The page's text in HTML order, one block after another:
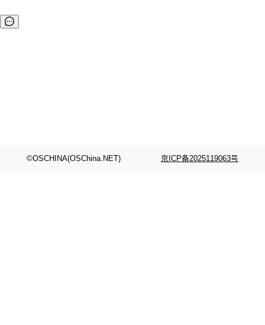
©OSCHINA(OSChina.NET) 京ICP备2025119063号